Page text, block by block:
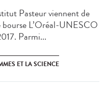
Pasteur viennent de
bourse L’Oréal-UNESCO
Parmi...
ET LA SCIENCE